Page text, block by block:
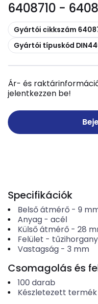
6408710 -
Másolás
Gyártói cikkszám
Másolás
Gyártói típuskód
Ár- és
jelentkezzen be!
Specifikációk
Belső átmérő- 9
Anyag- acél
Külső átmérő- 28
Felület -
Vastagság- 3 mm
Csomagolás és
100 darab
Készletezett termék